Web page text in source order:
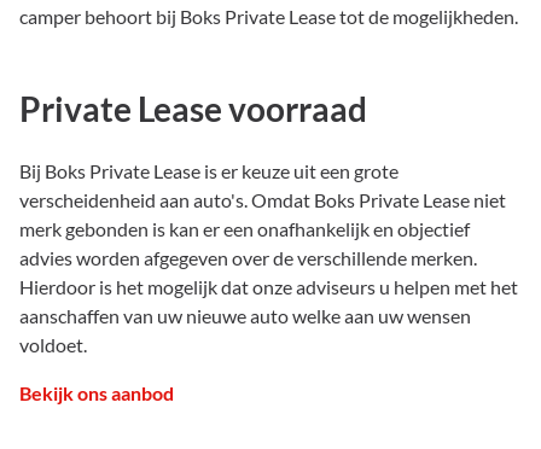
camper behoort bij Boks Private Lease tot de mogelijkheden.
Private Lease voorraad
Bij Boks Private Lease is er keuze uit een grote
verscheidenheid aan auto's. Omdat Boks Private Lease niet
merk gebonden is kan er een onafhankelijk en objectief
advies worden afgegeven over de verschillende merken.
Hierdoor is het mogelijk dat onze adviseurs u helpen met het
aanschaffen van uw nieuwe auto welke aan uw wensen
voldoet.
Bekijk ons aanbod